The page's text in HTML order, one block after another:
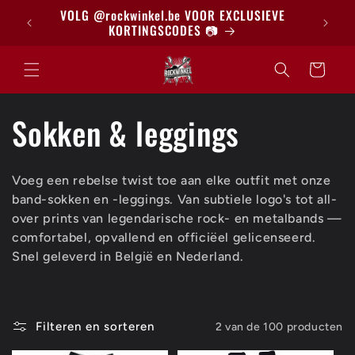
naar deVOLG @rockwinkel.be VOOR EXCLUSIEVE
KORTINGSCODES 📷
Winkelwagen
C
o
l
l
c
Sokken & leggings
Voeg een rebelse twist toe aan elke outfit met onze
band-sokken en -leggings. Van subtiele logo's tot all-
over prints van legendarische rock- en metalbands —
comfortabel, opvallend en officiëel gelicenseerd.
Snel geleverd in België en Nederland.
Filteren en sorteren 2 van de 100 producten